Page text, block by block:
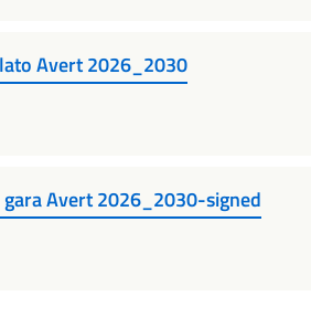
Avert 2026_2030
gara Avert 2026_2030-signed